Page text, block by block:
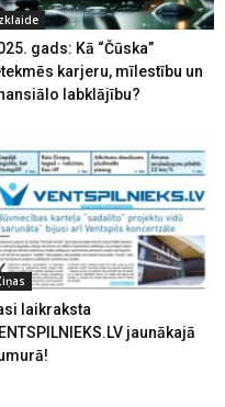
gads: Kā “Čūska”
karjeru, mīlestību un
labklājību?
laikraksta
jaunākajā